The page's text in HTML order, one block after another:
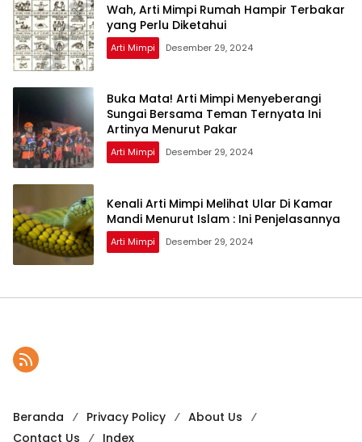
Wah, Arti Mimpi Rumah Hampir Terbakar
yang Perlu Diketahui
Arti Mimpi Desember 29, 2024
Buka Mata! Arti Mimpi Menyeberangi
Sungai Bersama Teman Ternyata Ini
Artinya Menurut Pakar
Arti Mimpi Desember 29, 2024
Kenali Arti Mimpi Melihat Ular Di Kamar
Mandi Menurut Islam : Ini Penjelasannya
Arti Mimpi Desember 29, 2024
Beranda Privacy Policy
About Us
Contact Us
Index